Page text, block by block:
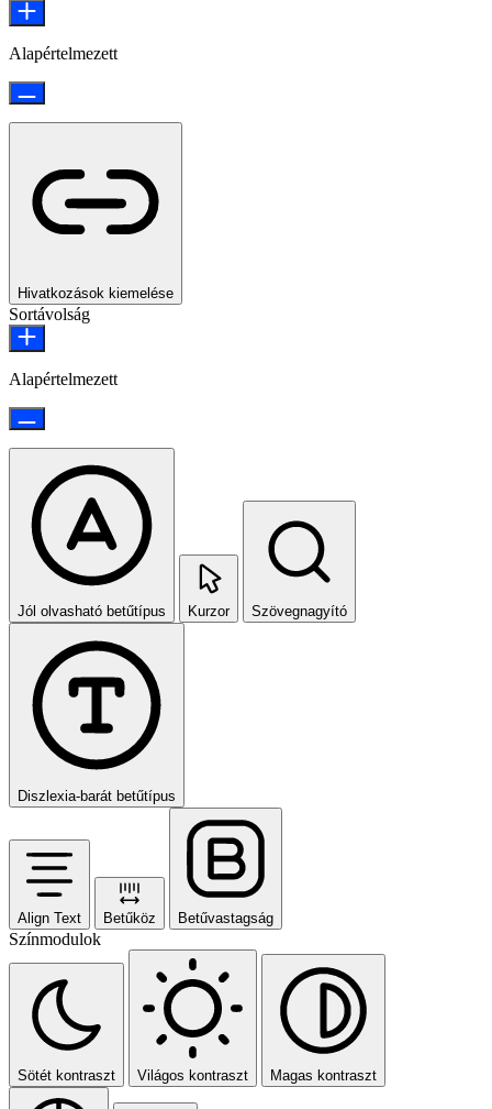
Alapértelmezett
Hivatkozások kiemelése
Sortávolság
Alapértelmezett
Jól olvasható betűtípus Kurzor Szövegnagyító
Diszlexia‑barát betűtípus
Align Text Betűköz Betűvastagság
Színmodulok
Sötét kontraszt Világos kontraszt Magas kontraszt